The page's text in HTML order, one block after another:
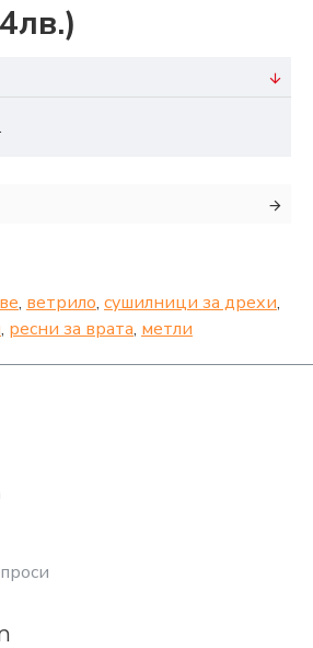
, ветрило, сушилници за дрехи,
, ресни за врата, метли